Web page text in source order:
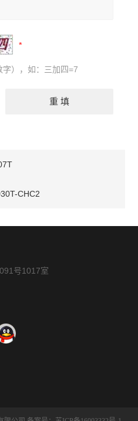
），如：三加四=7
CHC2
号1017室